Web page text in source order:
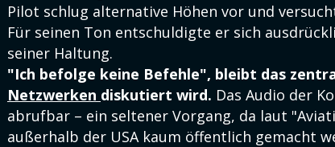
Pilot schlug alternative Höhen vor und
Für seinen Ton entschuldigte er sich
seiner Haltung.
"Ich befolge keine Befehle", bleibt das
Netzwerken diskutiert wird. Das Audio der
abrufbar – ein seltener Vorgang, da laut
außerhalb der USA kaum öffentlich gemacht